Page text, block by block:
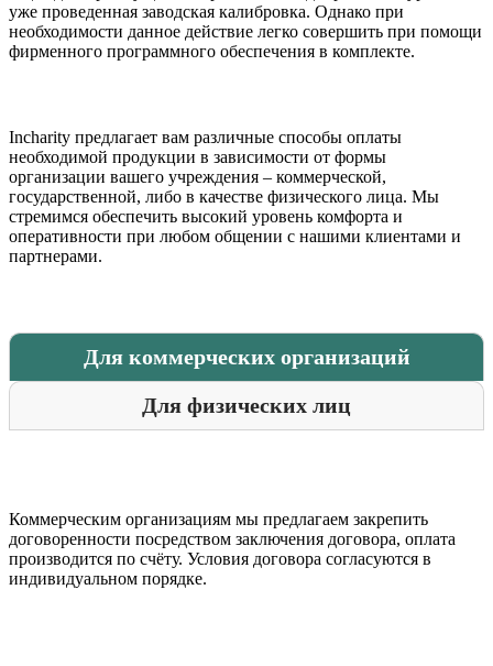
уже проведенная заводская калибровка. Однако при
необходимости данное действие легко совершить при помощи
фирменного программного обеспечения в комплекте.
Incharity предлагает вам различные способы оплаты
необходимой продукции в зависимости от формы
организации вашего учреждения – коммерческой,
государственной, либо в качестве физического лица. Мы
стремимся обеспечить высокий уровень комфорта и
оперативности при любом общении с нашими клиентами и
партнерами.
Для коммерческих организаций
Для физических лиц
Коммерческим организациям мы предлагаем закрепить
договоренности посредством заключения договора, оплата
производится по счёту. Условия договора согласуются в
индивидуальном порядке.